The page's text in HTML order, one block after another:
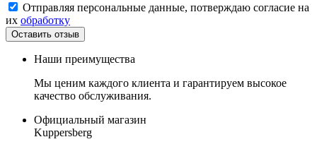
Отправляя персональные данные, потверждаю согласие на
их обработку
Наши преимущества
Мы ценим каждого клиента и гарантируем высокое
качество обслуживания.
Официальный магазин
Kuppersberg